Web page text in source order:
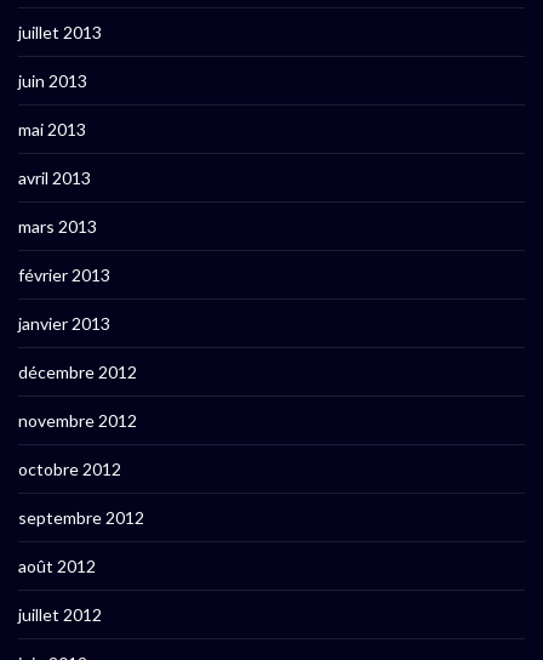
juillet 2013
juin 2013
mai 2013
avril 2013
mars 2013
février 2013
janvier 2013
décembre 2012
novembre 2012
octobre 2012
septembre 2012
août 2012
juillet 2012